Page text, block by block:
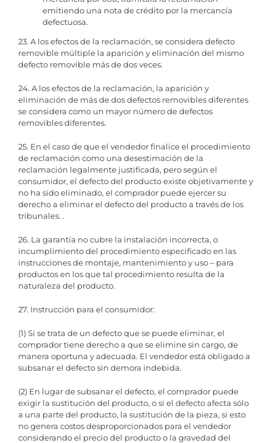
emitiendo una nota de crédito por la mercancía
defectuosa.
23. A los efectos de la reclamación, se considera defecto
removible múltiple la aparición y eliminación del mismo
defecto removible más de dos veces.
24. A los efectos de la reclamación, la aparición y
eliminación de más de dos defectos removibles diferentes
se considera como un mayor número de defectos
removibles diferentes.
25. En el caso de que el vendedor finalice el procedimiento
de reclamación como una desestimación de la
reclamación legalmente justificada, pero según el
consumidor, el defecto del producto existe objetivamente y
no ha sido eliminado, el comprador puede ejercer su
derecho a eliminar el defecto del producto a través de los
tribunales. .
26. La garantía no cubre la instalación incorrecta, o
incumplimiento del procedimiento especificado en las
instrucciones de montaje, mantenimiento y uso – para
productos en los que tal procedimiento resulta de la
naturaleza del producto.
27. Instrucción para el consumidor:
(1) Si se trata de un defecto que se puede eliminar, el
comprador tiene derecho a que se elimine sin cargo, de
manera oportuna y adecuada. El vendedor está obligado a
subsanar el defecto sin demora indebida.
(2) En lugar de subsanar el defecto, el comprador puede
exigir la sustitución del producto, o si el defecto afecta sólo
a una parte del producto, la sustitución de la pieza, si esto
no genera costos desproporcionados para el vendedor
considerando el precio del producto o la gravedad del